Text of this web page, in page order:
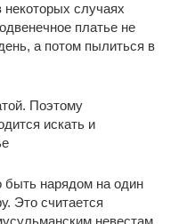
случаях
платье не
а потом пылиться в
Поэтому
искать и
быть нарядом на один
Это считается